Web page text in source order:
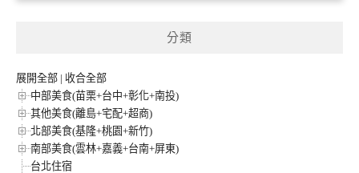
分類
展開全部 | 收合全部
中部美食(苗栗+台中+彰化+南投)
其他美食(離島+宅配+超商)
北部美食(基隆+桃園+新竹)
南部美食(雲林+嘉義+台南+屏東)
台北住宿